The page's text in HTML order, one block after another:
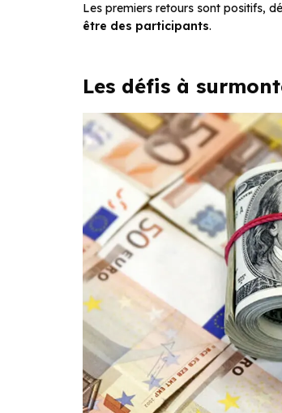
Les premiers retours sont positifs,
être des participants.
Les défis à